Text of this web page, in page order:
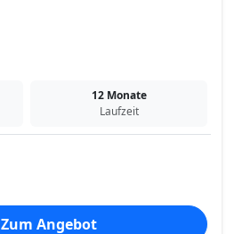
12 Monate
Laufzeit
Zum Angebot